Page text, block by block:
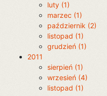
luty (1)
marzec (1)
październik (2)
listopad (1)
grudzień (1)
2011
sierpień (1)
wrzesień (4)
listopad (1)